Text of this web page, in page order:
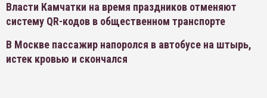
Власти Камчатки на время праздников отменяют
систему QR-кодов в общественном транспорте
В Москве пассажир напоролся в автобусе на штырь,
истек кровью и скончался